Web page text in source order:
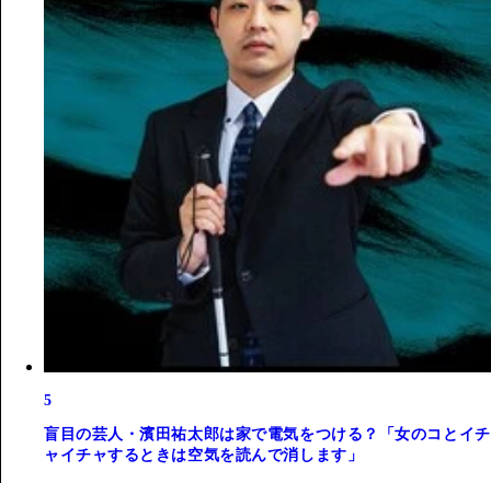
5
盲目の芸人・濱田祐太郎は家で電気をつける？「女のコとイチ
ャイチャするときは空気を読んで消します」